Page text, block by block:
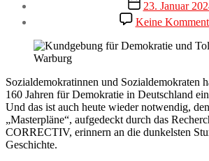
23. Januar
Keine
Sozialdemokratinnen und Sozialdemokraten
160 Jahren für Demokratie in Deutschland
Und das ist auch heute wieder notwendig,
„Masterpläne“, aufgedeckt durch das
CORRECTIV, erinnern an die dunkelsten
Geschichte.